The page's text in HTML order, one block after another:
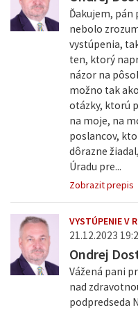
Ďakujem, pán
nebolo
vystúpenia,
ten, ktorý
názor na
možno tak
otázky, ktorú
na moje, na
poslancov,
dôrazne
Úradu pre...
Zobrazit prepis
VYSTÚPENIE V
21.12.2023
Ondrej
Vážená pani
nad
podpredseda